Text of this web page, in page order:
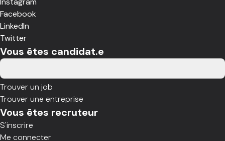
Facebook
LinkedIn
Twitter
Vous êtes candidat.e
Trouver un job
Trouver une entreprise
Vous êtes recruteur
S'inscrire
Me connecter